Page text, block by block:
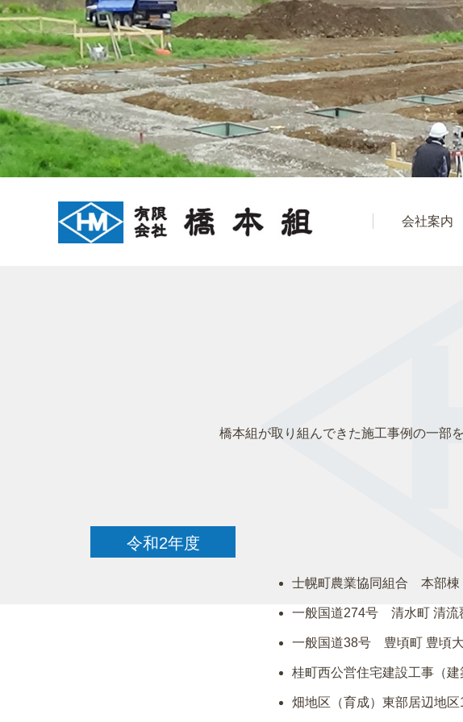
会社案内
橋本組が取り組んできた施工事例の一部
令和2年度
士幌町農業協同組合 本部棟
一般国道274号 清水町 清流
一般国道38号 豊頃町 豊頃
桂町西公営住宅建設工事（建
畑地区（育成）東部居辺地区